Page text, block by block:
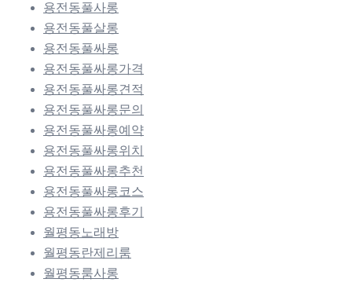
용전동풀사롱
용전동풀살롱
용전동풀싸롱
용전동풀싸롱가격
용전동풀싸롱견적
용전동풀싸롱문의
용전동풀싸롱예약
용전동풀싸롱위치
용전동풀싸롱추천
용전동풀싸롱코스
용전동풀싸롱후기
월평동노래방
월평동란제리룸
월평동룸사롱